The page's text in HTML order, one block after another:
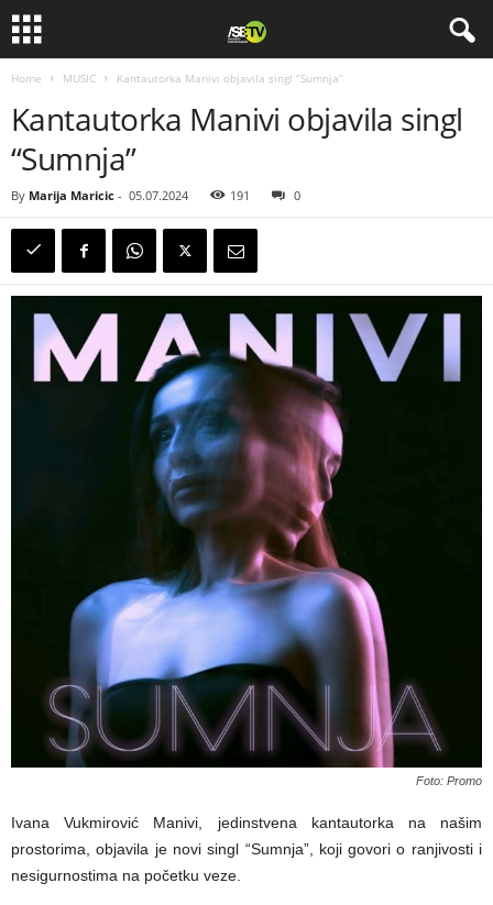
Home MUSIC Kantautorka Manivi objavila singl “Sumnja”
Kantautorka Manivi objavila singl
“Sumnja”
By Marija Maricic - 05.07.2024 191 0
Foto: Promo
Ivana Vukmirović Manivi, jedinstvena kantautorka na našim
prostorima, objavila je novi singl “Sumnja”, koji govori o ranjivosti i
nesigurnostima na početku veze.